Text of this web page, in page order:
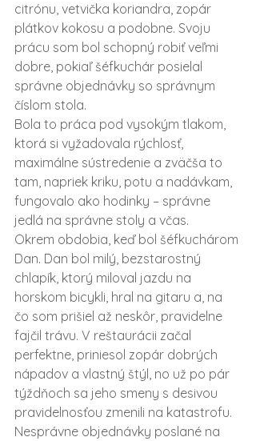
citrónu, vetvička koriandra, zopár
plátkov kokosu a podobne. Svoju
prácu som bol schopný robiť veľmi
dobre, pokiaľ šéfkuchár posielal
správne objednávky so správnym
číslom stola.
Bola to práca pod vysokým tlakom,
ktorá si vyžadovala rýchlosť,
maximálne sústredenie a zväčša to
tam, napriek kriku, potu a nadávkam,
fungovalo ako hodinky – správne
jedlá na správne stoly a včas.
Okrem obdobia, keď bol šéfkuchárom
Dan. Dan bol milý, bezstarostný
chlapík, ktorý miloval jazdu na
horskom bicykli, hral na gitaru a, na
čo som prišiel až neskôr, pravidelne
fajčil trávu. V reštaurácii začal
perfektne, priniesol zopár dobrých
nápadov a vlastný štýl, no už po pár
týždňoch sa jeho smeny s desivou
pravidelnosťou zmenili na katastrofu.
Nesprávne objednávky poslané na